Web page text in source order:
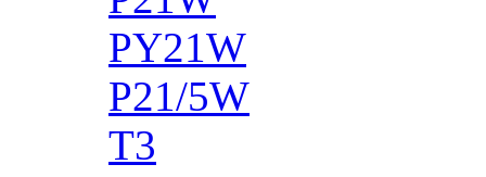
PY21W
P21/5W
T3